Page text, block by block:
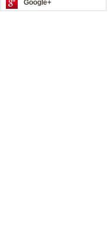
Google+